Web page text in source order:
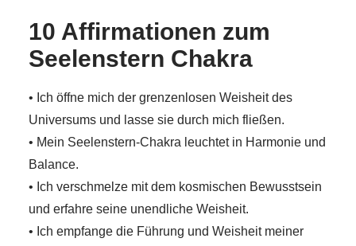
10 Affirmationen zum
Seelenstern Chakra
• Ich öffne mich der grenzenlosen Weisheit des
Universums und lasse sie durch mich fließen.
• Mein Seelenstern-Chakra leuchtet in Harmonie und
Balance.
• Ich verschmelze mit dem kosmischen Bewusstsein
und erfahre seine unendliche Weisheit.
• Ich empfange die Führung und Weisheit meiner